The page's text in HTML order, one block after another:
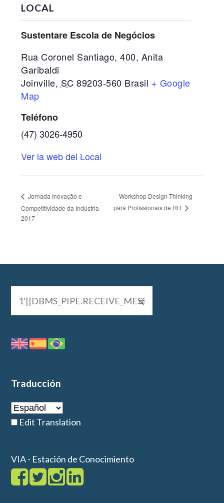
LOCAL
Sustentare Escola de Negócios
Rua Coronel Santiago, 400, Anita
Garibaldi
Joinville, SC 89203-560 Brasil + Google
Map
Teléfono
(47) 3026-4950
Ver la web del Local
Jornada Inovação e
Competitividade da Indústria
2017
Workshop Design Thinking
para Profissionais de RH
Traducción
Edit Translation
VIA - Estación de Conocimiento